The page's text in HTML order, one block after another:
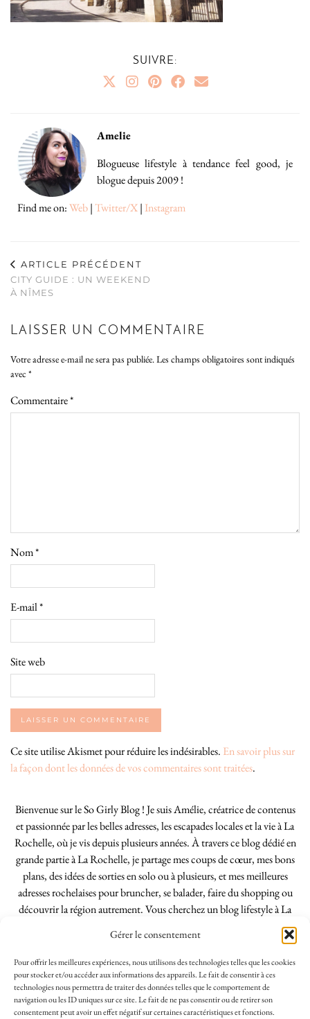
Gérer le consentement
Pour offrir les meilleures expériences, nous utilisons des technologies telles que les cookies
pour stocker et/ou accéder aux informations des appareils. Le fait de consentir à ces
technologies nous permettra de traiter des données telles que le comportement de
navigation ou les ID uniques sur ce site. Le fait de ne pas consentir ou de retirer son
consentement peut avoir un effet négatif sur certaines caractéristiques et fonctions.
SUIVRE:
Amelie
Blogueuse lifestyle à tendance feel good, je
blogue depuis 2009 !
Find me on:Web|Twitter/X| Instagram
ARTICLE PRÉCÉDENT
CITY GUIDE : UN WEEKEND
À NÎMES
LAISSER UN COMMENTAIRE
Votre adresse e-mail ne sera pas publiée.Les champs obligatoires sont indiqués
avec *
Commentaire*
Nom*
E-mail*
Site web
Ce site utilise Akismet pour réduire les indésirables. En savoir plus sur
la façon dont les données de vos commentaires sont traitées.
Bienvenue sur le So Girly Blog ! Je suis Amélie, créatrice de contenus
et passionnée par les belles adresses, les escapades locales et la vie à La
Rochelle, où je vis depuis plusieurs années. À travers ce blog dédié en
grande partie à La Rochelle, je partage mes coups de cœur, mes bons
plans, des idées de sorties en solo ou à plusieurs, et mes meilleures
adresses rochelaises pour bruncher, se balader, faire du shopping ou
découvrir la région autrement. Vous cherchez un blog lifestyle à La
Rochelle, tenu par une locale ? Vous êtes au bon endroit. Que vous
soyez Rochelais·e ou de passage dans notre belle ville, j’espère que mes
articles vous aideront à profiter de La Rochelle comme un·e vrai·e
initié·e. !